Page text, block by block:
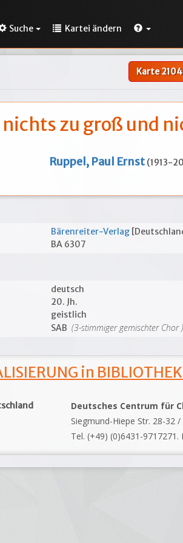
Suche Kartei ändern
Karte
zu groß und
Ruppel, Paul Ernst (1913-
Bärenreiter-Verlag
BA 6307
deutsch
20. Jh.
geistlich
SAB (3-stimmiger gemischter Chor )
in
Deutsches Centrum für
Siegmund-Hiepe Str. 28-32
Tel. (+49) (0)6431-